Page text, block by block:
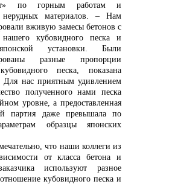
по горным работам и
нерудных материалов. – Нам
вживую замесы бетонов с
кубовидного песка и
установки. Были
разные пропорции
песка, показана
Для нас приятным удивлением
полученного нами песка
уровне, а предоставленная
партия даже превышала по
образцы японских
что наши коллеги из
от класса бетона и
используют разное
кубовидного песка и